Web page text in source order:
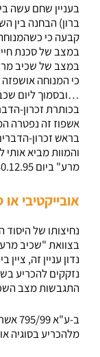
בעניין שחם עשה
ברון) הבחנה בין
קבעה כי
במצב של סכנת
במצב של שכיב
…ובסמוך ליום
בכותרת זכרון-
אשפוז זה נפטרה
בראש זכרון-
והמוות מביא
מרע" ביום 30.12.95".
אובייקטיבי או
נחיצותו של היסוד
נדון עניין זה,
נזקקים להכריע
התגבשות מצב
ב-
מלהכריע בסוגיה